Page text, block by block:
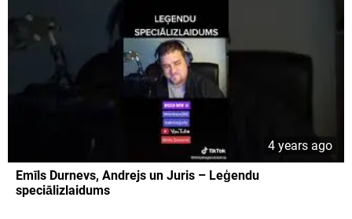
4 years ago
Emīls Durnevs, Andrejs un Juris – Leģendu
speciālizlaidums